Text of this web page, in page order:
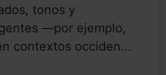
tonos y
—por ejemplo,
contextos occiden...